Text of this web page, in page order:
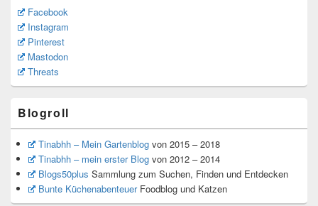
Facebook
Instagram
Pinterest
Mastodon
Threats
Blogroll
Tinabhh – Mein Gartenblogvon 2015 – 2018
Tinabhh – mein erster Blogvon 2012 – 2014
Blogs50plus Sammlung zum Suchen, Finden und Entdecken
Bunte KüchenabenteuerFoodblog und Katzen